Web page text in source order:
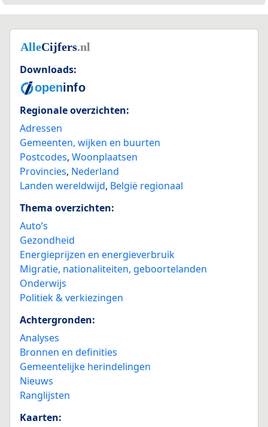
Downloads:
Regionale overzichten:
Adressen
Gemeenten, wijken en buurten
Postcodes, Woonplaatsen
Provincies, Nederland
Landen wereldwijd, België regionaal
Thema overzichten:
Auto’s
Gezondheid
Energieprijzen en energieverbruik
Migratie, nationaliteiten, geboortelanden
Onderwijs
Politiek & verkiezingen
Achtergronden:
Analyses
Bronnen en definities
Gemeentelijke herindelingen
Nieuws
Ranglijsten
Kaarten: